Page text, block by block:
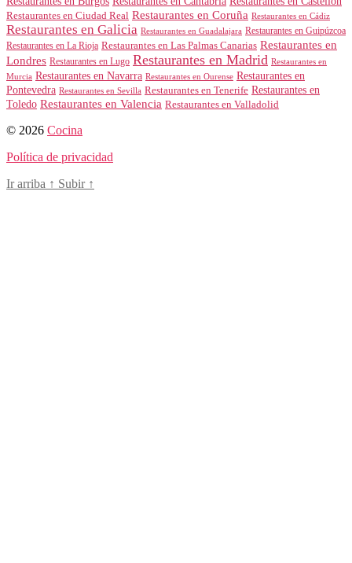
Restaurantes en Ciudad Real Restaurantes en Coruña Restaurantes en Cádiz
Restaurantes en Galicia Restaurantes en Guadalajara Restaurantes en Guipúzcoa
Restaurantes en La Rioja Restaurantes en Las Palmas Canarias Restaurantes en
Londres Restaurantes en Lugo Restaurantes en Madrid Restaurantes en
Murcia Restaurantes en Navarra Restaurantes en Ourense Restaurantes en
Pontevedra Restaurantes en Sevilla Restaurantes en Tenerife Restaurantes en
Toledo Restaurantes en Valencia Restaurantes en Valladolid
© 2026 Cocina
Política de privacidad
Ir arriba ↑ Subir ↑